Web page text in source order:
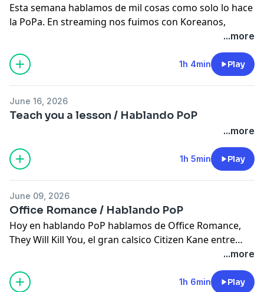
Esta semana hablamos de mil cosas como solo lo hace
la PoPa. En streaming nos fuimos con Koreanos,
películas y series rositas de Gabby. Recuerda que nos
Americas a las 7pm.
Grabado desde GW-Cinco Studio como parte de GW5
programación en
instagram @gw_cinco
patreon.com/bienabiertas
patreon.com/gw5network
patreon.com/hablandopop
...more
1h 4min Play
June 16, 2026
Teach you a lesson / Hablando PoP
...more
1h 5min Play
June 09, 2026
Office Romance / Hablando PoP
Hoy en hablando PoP hablamos de Office Romance,
They Will Kill You, el gran calsico Citizen Kane entre
otras cosas . Grabado desde GW-Cinco Studio como
parte de GW5 Network #tunuevatelevisión. Puedes ver
toda la programación en
www.gwcinco.com. síguenos
...more
1h 6min Play